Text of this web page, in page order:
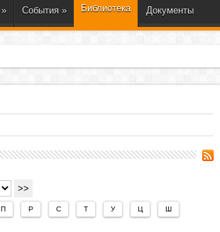
» События » Библиотека Документы
П Р С Т У Ц Ш